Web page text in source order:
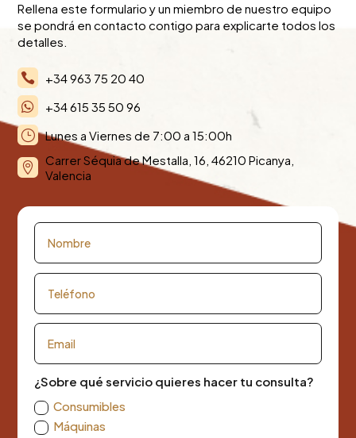
Rellena este formulario y un miembro de nuestro equipo
se pondrá en contacto contigo para explicarte todos los
detalles.
 +34 963 75 20 40
 +34 615 35 50 96
} Lunes a Viernes de 7:00 a 15:00h

Carrer Séquia de Mestalla, 16, 46210 Picanya,
Valencia
¿Sobre qué servicio quieres hacer tu consulta?
Consumibles
Máquinas